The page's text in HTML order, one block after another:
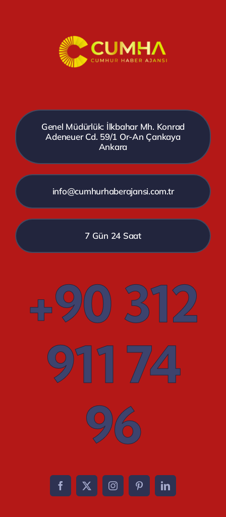
Genel Müdürlük: İlkbahar Mh. Konrad
Adeneuer Cd. 59/1 Or-An Çankaya
Ankara
info@cumhurhaberajansi.com.tr
7 Gün 24 Saat
+90 312
911 74
96